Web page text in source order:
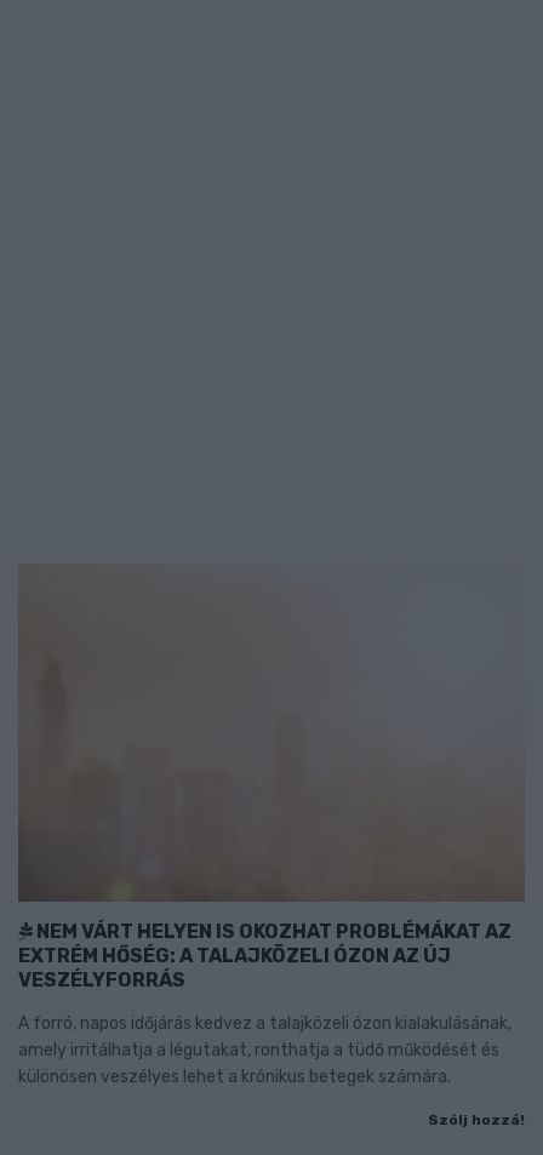
NEM VÁRT HELYEN IS OKOZHAT PROBLÉMÁKAT AZ
EXTRÉM HŐSÉG: A TALAJKÖZELI ÓZON AZ ÚJ
VESZÉLYFORRÁS
A forró, napos időjárás kedvez a talajközeli ózon kialakulásának,
amely irritálhatja a légutakat, ronthatja a tüdő működését és
különösen veszélyes lehet a krónikus betegek számára.
Szólj hozzá!